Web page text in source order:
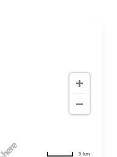
5 km